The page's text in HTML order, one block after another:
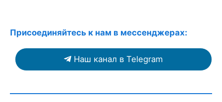
Присоединяйтесь к нам в мессенджерах:
Наш канал в Telegram